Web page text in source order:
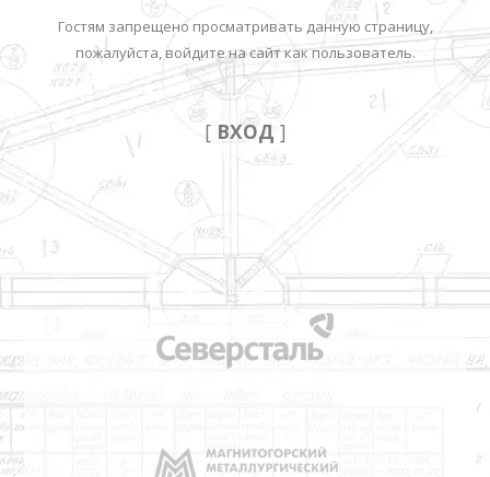
Гостям запрещено просматривать данную страницу,
пожалуйста, войдите на сайт как пользователь.
[ ВХОД ]